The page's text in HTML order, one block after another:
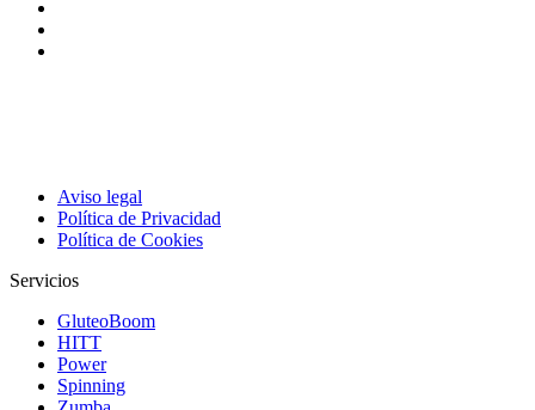
Aviso legal
Política de Privacidad
Política de Cookies
Servicios
GluteoBoom
HITT
Power
Spinning